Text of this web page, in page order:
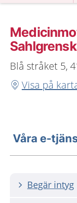
Blå stråket 5,
Visa på
Våra e-
Begär intyg